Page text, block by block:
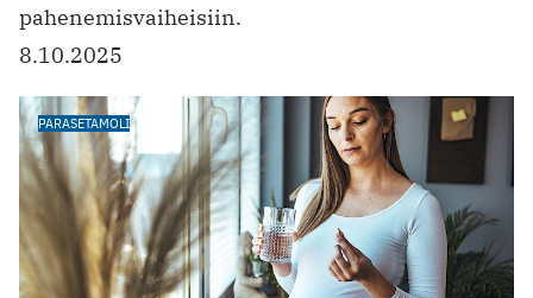
pahenemisvaiheisiin.
8.10.2025
PARASETAMOLI